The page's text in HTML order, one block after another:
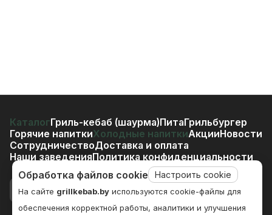
Обработка файлов cookie Настроить cookie
На сайте grillkebab.by используются cookie-файлы для
обеспечения корректной работы, аналитики и улучшения
КаталогГриль-кебаб (шаурма)ПитаГрильбургер
Горячие напиткиХолодные напиткиАкцииНовости
СотрудничествоДоставка и оплата
Наши заведенияПолитика конфиденциальности